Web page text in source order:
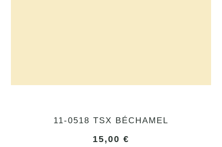
11-0518 TSX BÉCHAMEL
15,00 €